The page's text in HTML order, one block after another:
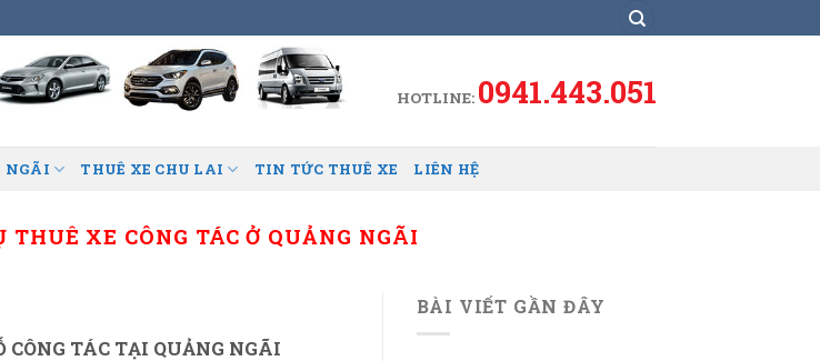
HOTLINE: 0941.443.051
NGÃI THUÊ XE CHU LAI TIN TỨC THUÊ XE LIÊN HỆ
THUÊ XE CÔNG TÁC Ở QUẢNG NGÃI
CÔNG TÁC TẠI QUẢNG NGÃI
BÀI VIẾT GẦN ĐÂY